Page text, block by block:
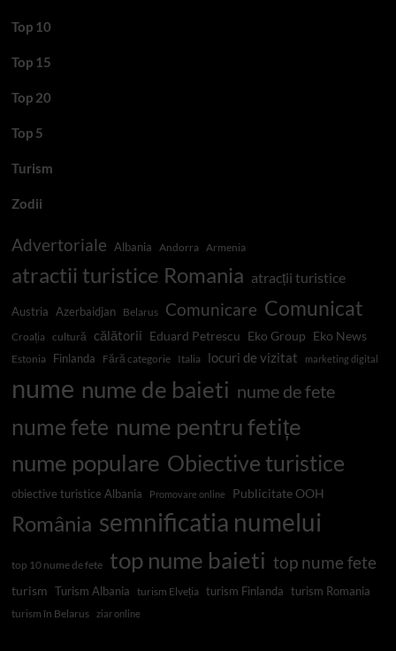
Top 10
Top 15
Top 20
Top 5
Turism
Zodii
Advertoriale Albania Andorra Armenia
atractii turistice Romania atracții turistice
Austria Azerbaidjan Belarus Comunicare Comunicat
Croația cultură călătorii Eduard Petrescu Eko Group Eko News
Estonia Finlanda Fără categorie Italia locuri de vizitat marketing digital
nume nume de baieti nume de fete
nume fete nume pentru fetițe
nume populare Obiective turistice
obiective turistice Albania Promovare online Publicitate OOH
România semnificatia numelui
top 10 nume de fete top nume baieti top nume fete
turism Turism Albania turism Elveția turism Finlanda turism Romania
turism în Belarus ziar online